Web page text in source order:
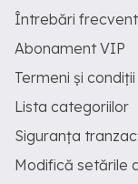
Întrebări
Abonament VIP
Termeni și condiții
Lista categoriilor
Siguranța
Modifică setările